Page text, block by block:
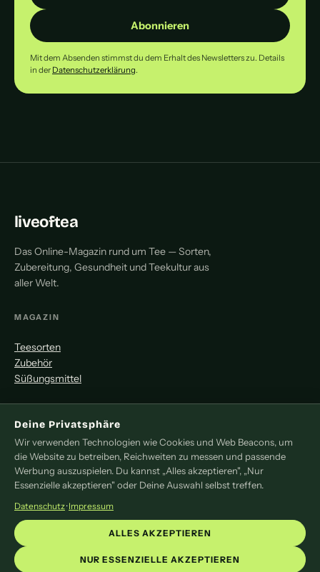
Abonnieren
Mit dem Absenden stimmst du dem Erhalt des Newsletters zu. Details
in der Datenschutzerklärung.
liveoftea
Das Online-Magazin rund um Tee — Sorten,
Zubereitung, Gesundheit und Teekultur aus
aller Welt.
MAGAZIN
Teesorten
Zubehör
Süßungsmittel
Redaktion
Pressemitteilung
Newsletter
Kontakt
LEGAL
Impressum
Deine Privatsphäre
Wir verwenden Technologien wie Cookies und Web Beacons, um
die Website zu betreiben, Reichweiten zu messen und passende
Werbung auszuspielen. Du kannst „Alles akzeptieren", „Nur
Essenzielle akzeptieren" oder Deine Auswahl selbst treffen.
Datenschutz·Impressum
NUR ESSENZIELLE AKZEPTIEREN
ALLES AKZEPTIEREN